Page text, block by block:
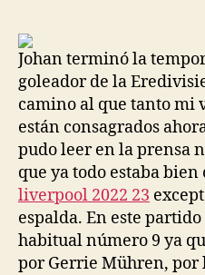
Johan terminó la
goleador de la
camino al que tanto mi
están consagrados
pudo leer en la prensa
que ya todo estaba bien
liverpool 2022 23
espalda. En este
habitual número 9 ya
por Gerrie Mühren,